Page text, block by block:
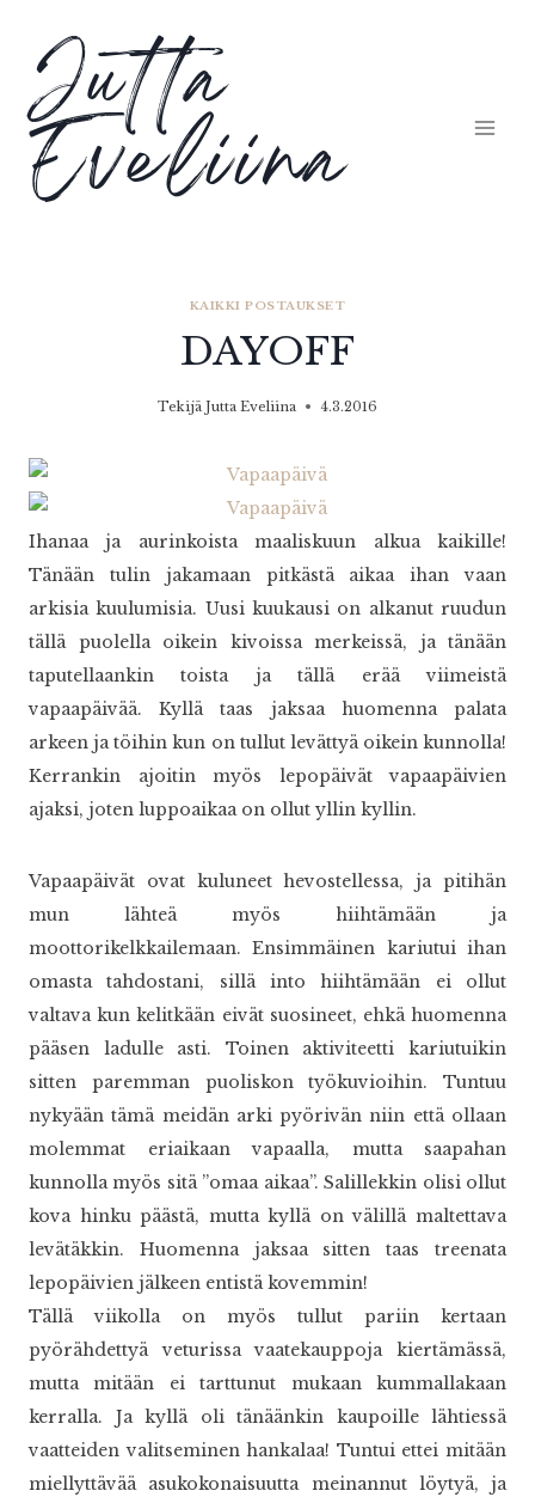
sisältöön
Jutta
Eveliina
KAIKKI POSTAUKSET
DAYOFF
Tekijä Jutta Eveliina 4.3.2016
Ihanaa ja aurinkoista maaliskuun alkua kaikille!
Tänään tulin jakamaan pitkästä aikaa ihan vaan
arkisia kuulumisia. Uusi kuukausi on alkanut ruudun
tällä puolella oikein kivoissa merkeissä, ja tänään
taputellaankin toista ja tällä erää viimeistä
vapaapäivää. Kyllä taas jaksaa huomenna palata
arkeen ja töihin kun on tullut levättyä oikein kunnolla!
Kerrankin ajoitin myös lepopäivät vapaapäivien
ajaksi, joten luppoaikaa on ollut yllin kyllin.
Vapaapäivät ovat kuluneet hevostellessa, ja pitihän
mun lähteä myös hiihtämään ja
moottorikelkkailemaan. Ensimmäinen kariutui ihan
omasta tahdostani, sillä into hiihtämään ei ollut
valtava kun kelitkään eivät suosineet, ehkä huomenna
pääsen ladulle asti. Toinen aktiviteetti kariutuikin
sitten paremman puoliskon työkuvioihin. Tuntuu
nykyään tämä meidän arki pyörivän niin että ollaan
molemmat eriaikaan vapaalla, mutta saapahan
kunnolla myös sitä ”omaa aikaa”. Salillekkin olisi ollut
kova hinku päästä, mutta kyllä on välillä maltettava
levätäkkin. Huomenna jaksaa sitten taas treenata
lepopäivien jälkeen entistä kovemmin!
Tällä viikolla on myös tullut pariin kertaan
pyörähdettyä veturissa vaatekauppoja kiertämässä,
mutta mitään ei tarttunut mukaan kummallakaan
kerralla. Ja kyllä oli tänäänkin kaupoille lähtiessä
vaatteiden valitseminen hankalaa! Tuntui ettei mitään
miellyttävää asukokonaisuutta meinannut löytyä, ja